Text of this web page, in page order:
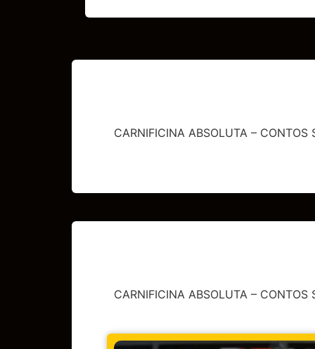
CARNIFICINA ABSOLUTA – CONTOS
CARNIFICINA ABSOLUTA – CONTOS